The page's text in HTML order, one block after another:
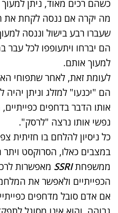
כשהם רכים מאוד, ניתן
מה יקרה אם ננסה לקחת את
שעברו רבע בישול וננסה
הם יברחו ויתעופפו לכל עבר
למעוך אותם.
לעומת זאת, לאחר שתפוחי
הם "יכנעו" למזלג וניתן
אותו הדבר בדחפים
נפשי אותו נרצה "לרסק".
כל ניסיון להלחם בו חזיתית
במצבים כאלו, הסרוקסט ויתר
ממשפחתSSRI מאפשרות
הכפייתיים ולאפשר את
אם אדם סובל מדחפים